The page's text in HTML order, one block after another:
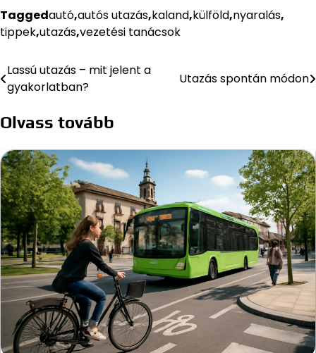
Taggedautó,autós utazás,kaland,külföld,nyaralás,
tippek,utazás,vezetési tanácsok
Bejegyzés
navigáció
Lassú utazás – mit jelent a
gyakorlatban?
Utazás spontán módon
Olvass tovább